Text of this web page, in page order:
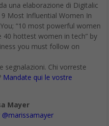
una elaborazione di Digitalic
Most Influential Women In
“10 most powerful women
40 hottest women in tech” by
you must follow on
segnalazioni. Chi vorreste
Mandate qui le vostre
Mayer
@marissamayer